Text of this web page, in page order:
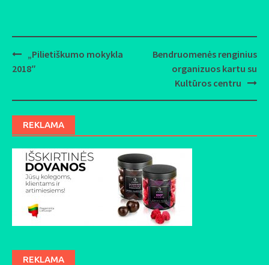
Post
„Pilietiškumo mokykla
2018″
Bendruomenės renginius
organizuos kartu su
Kultūros centru
REKLAMA
REKLAMA